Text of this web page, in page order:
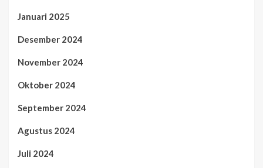
Januari 2025
Desember 2024
November 2024
Oktober 2024
September 2024
Agustus 2024
Juli 2024